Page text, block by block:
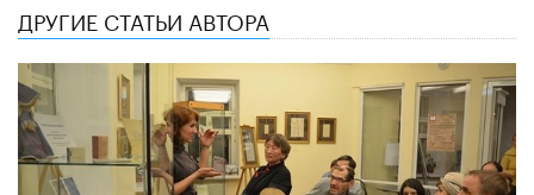
ДРУГИЕ СТАТЬИ АВТОРА